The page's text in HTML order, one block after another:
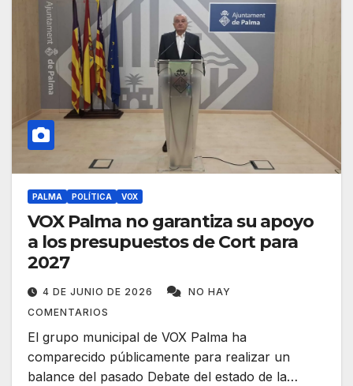
PALMA POLÍTICA VOX
VOX Palma no garantiza su apoyo
a los presupuestos de Cort para
2027
4 DE JUNIO DE 2026
NO HAY
COMENTARIOS
El grupo municipal de VOX Palma ha
comparecido públicamente para realizar un
balance del pasado Debate del estado de la…